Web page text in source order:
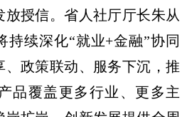
授信。省人社厅厅长朱从
持续深化“就业+金融”协同
、政策联动、服务下沉，推
品覆盖更多行业、更多主